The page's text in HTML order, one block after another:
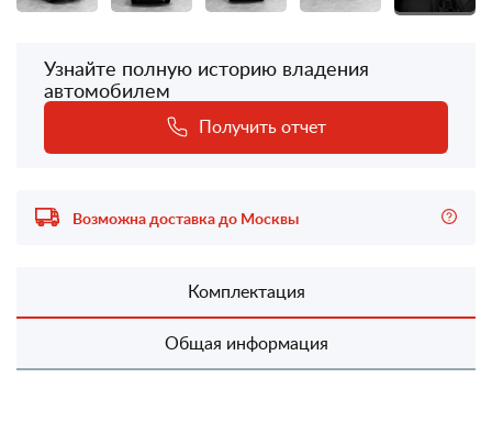
Узнайте полную историю владения
автомобилем
Получить отчет
Возможна доставка до Москвы
Комплектация
Общая информация